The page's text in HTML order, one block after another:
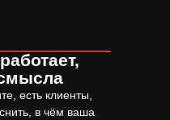
есть клиенты,
в чём ваша